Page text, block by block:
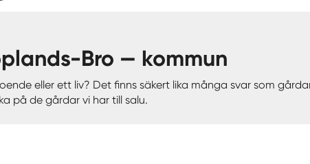
Bro — kommun
eller ett liv? Det finns säkert lika många svar som
på de gårdar vi har till salu.